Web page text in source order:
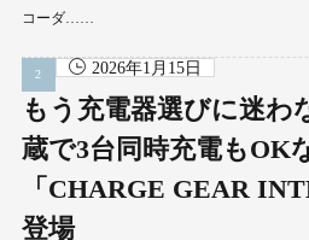
コーダ……
2026年1月15日
もう充電器選びに迷わ
蔵で3台同時充電もOK
「CHARGE GEAR
登場